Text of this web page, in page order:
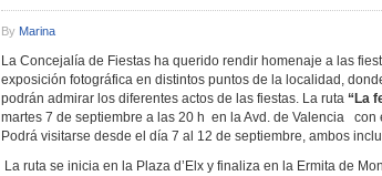
By Marina
La Concejalía de Fiestas ha querido rendir homenaje a las
exposición fotográfica en distintos puntos de la localidad,
podrán admirar los diferentes actos de las fiestas. La ruta “La
martes 7 de septiembre a las 20 h en la Avd. de Valencia
Podrá visitarse desde el día 7 al 12 de septiembre, ambos
La ruta se inicia en la Plaza d’Elx y finaliza en la Ermita de